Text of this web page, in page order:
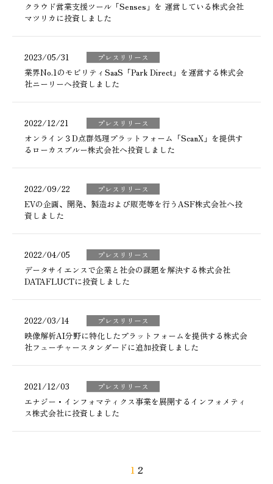
クラウド営業支援ツール「Senses」を 運営している株式会社
マツリカに投資しました
2023/05/31 プレスリリース
業界No.1のモビリティSaaS「Park Direct」を運営する株式会
社ニーリーへ投資しました
2022/12/21 プレスリリース
オンライン３D点群処理プラットフォーム「ScanX」を提供す
るローカスブルー株式会社へ投資しました
2022/09/22 プレスリリース
EVの企画、開発、製造および販売等を行うASF株式会社へ投
資しました
2022/04/05 プレスリリース
データサイエンスで企業と社会の課題を解決する株式会社
DATAFLUCTに投資しました
2022/03/14 プレスリリース
映像解析AI分野に特化したプラットフォームを提供する株式会
社フューチャースタンダードに追加投資しました
2021/12/03 プレスリリース
エナジー・インフォマティクス事業を展開するインフォメティ
ス株式会社に投資しました
1 2